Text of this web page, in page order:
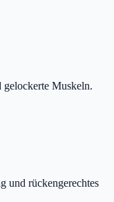
gelockerte Muskeln.
und rückengerechtes